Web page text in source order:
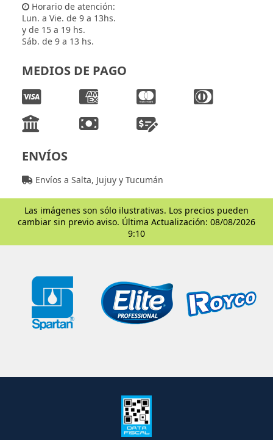
Horario de atención:
Lun. a Vie. de 9 a 13hs.
y de 15 a 19 hs.
Sáb. de 9 a 13 hs.
MEDIOS DE PAGO
ENVÍOS
Envíos a Salta, Jujuy y Tucumán
Las imágenes son sólo ilustrativas. Los precios pueden
cambiar sin previo aviso. Última Actualización: 08/08/2026
9:10